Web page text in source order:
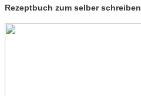
Rezeptbuch zum selber schreiben